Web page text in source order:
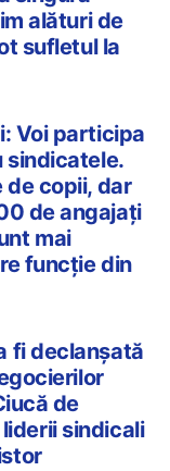
alături de
sufletul la
Voi participa
sindicatele.
de copii, dar
de angajaţi
mai
funcţie din
fi declanșată
de
sindicali